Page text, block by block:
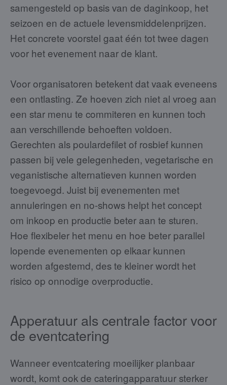
samengesteld op basis van de daginkoop, het
seizoen en de actuele levensmiddelenprijzen.
Het concrete voorstel gaat één tot twee dagen
voor het evenement naar de klant.
Voor organisatoren betekent dat vaak eveneens
een ontlasting. Ze hoeven zich niet al vroeg aan
een star menu te commiteren en kunnen toch
aan verschillende behoeften voldoen.
Gerechten als poulardefilet of rosbief kunnen
passen bij vele gelegenheden, vegetarische en
veganistische alternatieven kunnen worden
toegevoegd. Juist bij evenementen met
annuleringen en no-shows helpt het concept
om inkoop en productie beter aan te sturen.
Hoe flexibeler het menu en hoe beter parallel
lopende evenementen op elkaar kunnen
worden afgestemd, des te kleiner wordt het
risico op onnodige overproductie.
Apperatuur als centrale factor voor
de eventcatering
Wanneer eventcatering moeilijker planbaar
wordt, komt ook de cateringapparatuur sterker